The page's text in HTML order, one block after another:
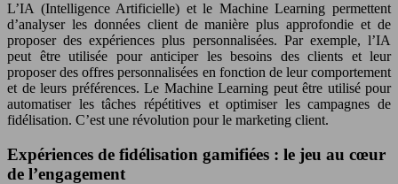
L’IA (Intelligence Artificielle) et le Machine Learning permettent
d’analyser les données client de manière plus approfondie et de
proposer des expériences plus personnalisées. Par exemple, l’IA
peut être utilisée pour anticiper les besoins des clients et leur
proposer des offres personnalisées en fonction de leur comportement
et de leurs préférences. Le Machine Learning peut être utilisé pour
automatiser les tâches répétitives et optimiser les campagnes de
fidélisation. C’est une révolution pour le marketing client.
Expériences de fidélisation gamifiées : le jeu au cœur
de l’engagement